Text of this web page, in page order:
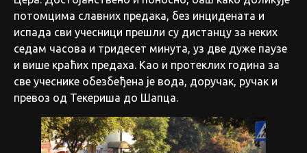
потомцима славних предака, без инцидената и
испада сви учесници прешли су дистанцу за неких
седам часова и тридесет минута, уз две дуже паузе
и више краћих предаха. Као и протеклих година за
све учеснике обезбеђена је вода, доручак, ручак и
превоз од Текериша до Шапца.